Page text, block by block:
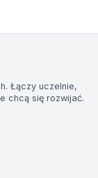
Łączy uczelnie,
chcą się rozwijać.